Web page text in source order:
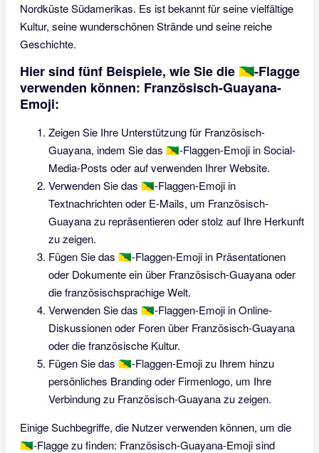
Nordküste Südamerikas. Es ist bekannt für seine vielfältige
Kultur, seine wunderschönen Strände und seine reiche
Geschichte.
Hier sind fünf Beispiele, wie Sie die 🇬🇫-Flagge
verwenden können: Französisch-Guayana-
Emoji:
Zeigen Sie Ihre Unterstützung für Französisch-
Guayana, indem Sie das 🇬🇫-Flaggen-Emoji in Social-
Media-Posts oder auf verwenden Ihrer Website.
Verwenden Sie das 🇬🇫-Flaggen-Emoji in
Textnachrichten oder E-Mails, um Französisch-
Guayana zu repräsentieren oder stolz auf Ihre Herkunft
zu zeigen.
Fügen Sie das 🇬🇫-Flaggen-Emoji in Präsentationen
oder Dokumente ein über Französisch-Guayana oder
die französischsprachige Welt.
Verwenden Sie das 🇬🇫-Flaggen-Emoji in Online-
Diskussionen oder Foren über Französisch-Guayana
oder die französische Kultur.
Fügen Sie das 🇬🇫-Flaggen-Emoji zu Ihrem hinzu
persönliches Branding oder Firmenlogo, um Ihre
Verbindung zu Französisch-Guayana zu zeigen.
Einige Suchbegriffe, die Nutzer verwenden können, um die
🇬🇫-Flagge zu finden: Französisch-Guayana-Emoji sind